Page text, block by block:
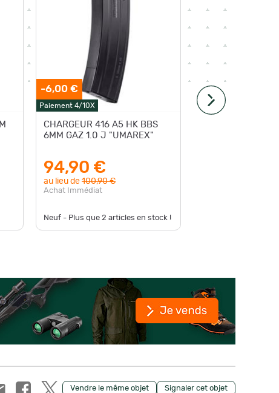
-6,00 €
Paiement 4/10X
CHARGEUR 416 A5 HK BBS
6MM GAZ 1.0 J "UMAREX"
94,90 €
au lieu de 100,90 €
Achat Immédiat
Neuf - Plus que 2 articles en stock !
Vendre le même objet Signaler cet objet